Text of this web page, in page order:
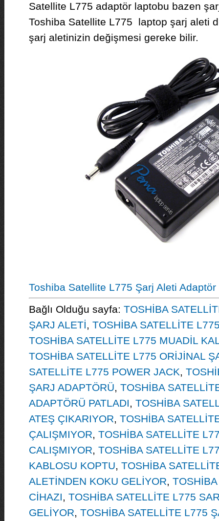
Satellite L775 adaptör laptobu bazen
Toshiba Satellite L775 laptop şarj aleti
şarj aletinizin değişmesi gereke bilir.
Toshiba Satellite L775 Şarj Aleti
Bağlı Olduğu sayfa: TOSHİBA
ŞARJ ALETİ, TOSHİBA SATELLİTE
TOSHİBA SATELLİTE L775 MUADİL
TOSHİBA SATELLİTE L775 ORİJİNAL
SATELLİTE L775 POWER JACK,
ŞARJ ADAPTÖRÜ, TOSHİBA
ADAPTÖRÜ PATLADI, TOSHİBA
ATEŞ ÇIKARIYOR, TOSHİBA
ÇALIŞMIYOR, TOSHİBA SATELLİTE
CALIŞMIYOR, TOSHİBA SATELLİTE
KABLOSU KOPTU, TOSHİBA
ALETİNDEN KOKU GELİYOR,
CİHAZI, TOSHİBA SATELLİTE L775
GELİYOR, TOSHİBA SATELLİTE L775